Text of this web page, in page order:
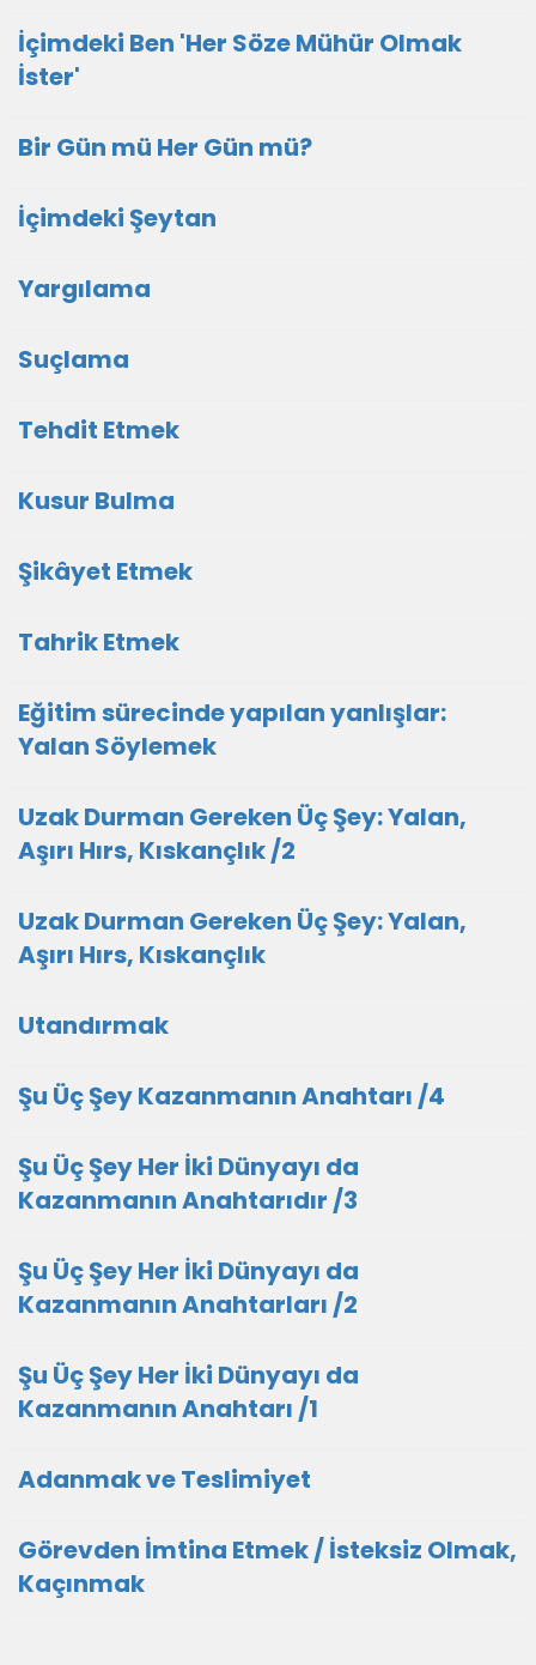
İçimdeki Ben 'Her Söze Mühür Olmak
İster'
Bir Gün mü Her Gün mü?
İçimdeki Şeytan
Yargılama
Suçlama
Tehdit Etmek
Kusur Bulma
Şikâyet Etmek
Tahrik Etmek
Eğitim sürecinde yapılan yanlışlar:
Yalan Söylemek
Uzak Durman Gereken Üç Şey: Yalan,
Aşırı Hırs, Kıskançlık /2
Uzak Durman Gereken Üç Şey: Yalan,
Aşırı Hırs, Kıskançlık
Utandırmak
Şu Üç Şey Kazanmanın Anahtarı /4
Şu Üç Şey Her İki Dünyayı da
Kazanmanın Anahtarıdır /3
Şu Üç Şey Her İki Dünyayı da
Kazanmanın Anahtarları /2
Şu Üç Şey Her İki Dünyayı da
Kazanmanın Anahtarı /1
Adanmak ve Teslimiyet
Görevden İmtina Etmek / İsteksiz Olmak,
Kaçınmak